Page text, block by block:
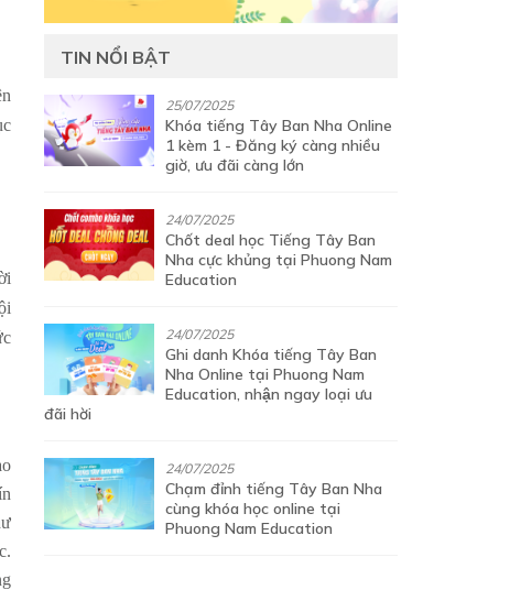
TIN NỔI BẬT
25/07/2025
Khóa tiếng Tây Ban Nha Online
1 kèm 1 - Đăng ký càng nhiều
giờ, ưu đãi càng lớn
24/07/2025
Chốt deal học Tiếng Tây Ban
Nha cực khủng tại Phuong Nam
Education
24/07/2025
Ghi danh Khóa tiếng Tây Ban
Nha Online tại Phuong Nam
Education, nhận ngay loại ưu
đãi hời
24/07/2025
Chạm đỉnh tiếng Tây Ban Nha
cùng khóa học online tại
Phuong Nam Education